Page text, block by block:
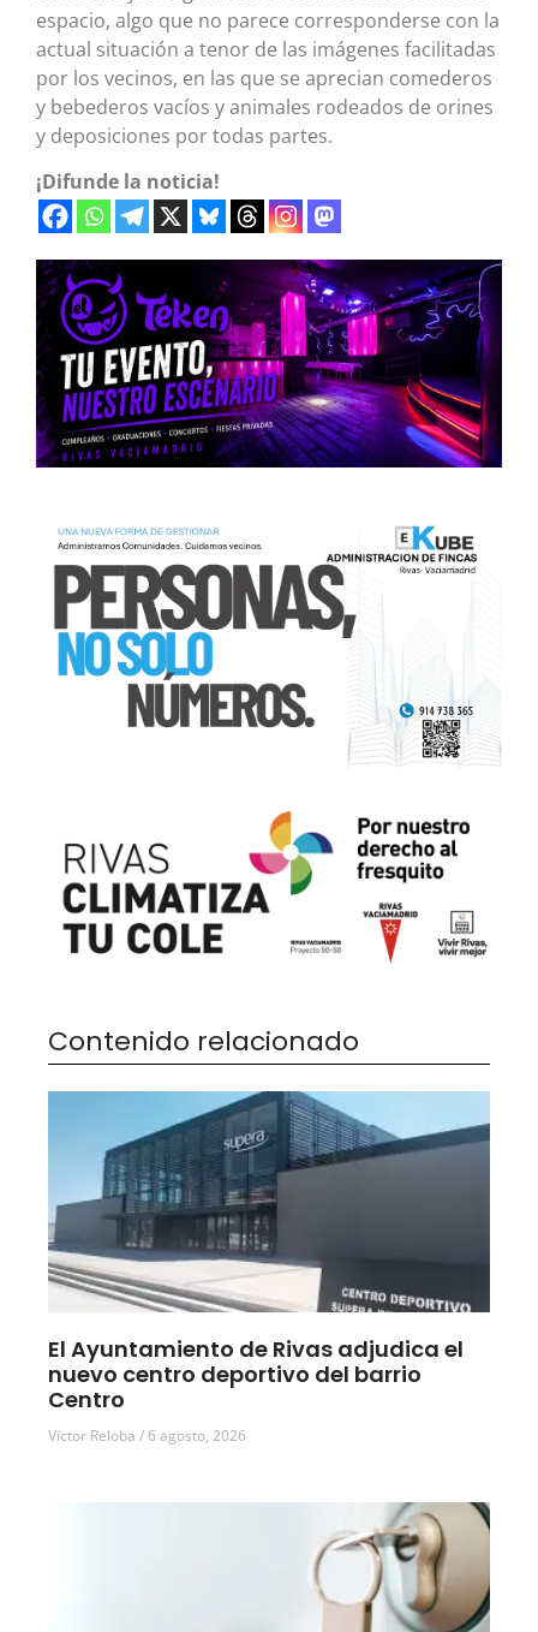
espacio, algo que no parece corresponderse con la
actual situación a tenor de las imágenes facilitadas
por los vecinos, en las que se aprecian comederos
y bebederos vacíos y animales rodeados de orines
y deposiciones por todas partes.
¡Difunde la noticia!
Contenido relacionado
El Ayuntamiento de Rivas adjudica el
nuevo centro deportivo del barrio
Centro
Víctor Reloba 6 agosto, 2026